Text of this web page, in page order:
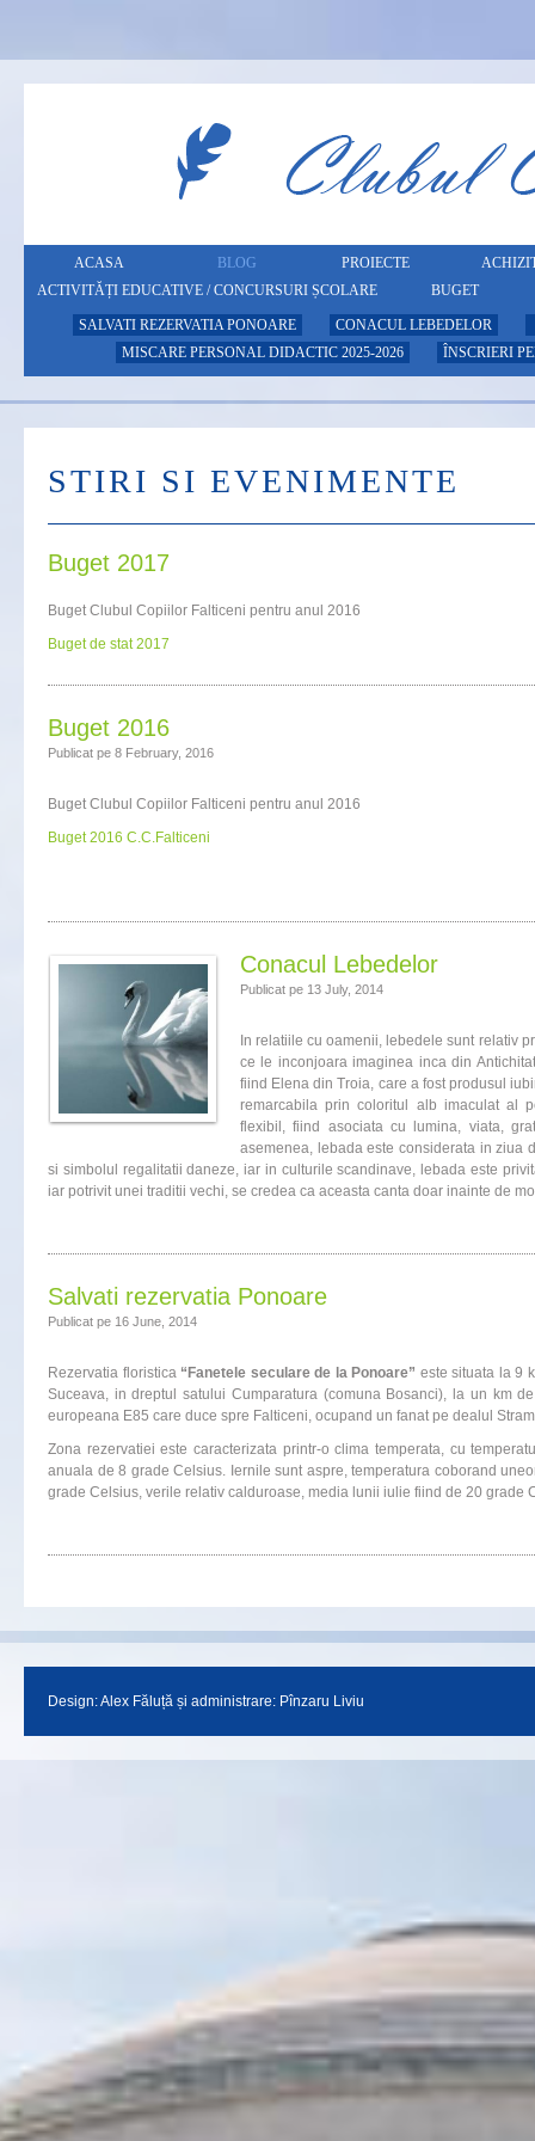
ACASA BLOG PROIECTE
ACTIVITĂȚI EDUCATIVE / CONCURSURI ȘCOLARE
BUGET
SALVATI REZERVATIA PONOARE
CONACUL LEBEDELOR
MISCARE PERSONAL DIDACTIC 2025-2026
ÎNSCRIERI
STIRI SI EVENIMENTE
Buget 2017
Buget Clubul Copiilor Falticeni pentru anul 2016
Buget de stat 2017
Buget 2016
Publicat pe 8 February, 2016
Buget Clubul Copiilor Falticeni pentru anul 2016
Buget 2016 C.C.Falticeni
Conacul Lebedelor
Publicat pe 13 July, 2014
In relatiile cu oamenii, lebedele sunt relativ
ce le inconjoara imaginea inca din
fiind Elena din Troia, care a fost produsul
remarcabila prin coloritul alb imaculat al
flexibil, fiind asociata cu lumina, viata,
asemenea, lebada este considerata in ziua
si simbolul regalitatii daneze, iar in culturile scandinave, lebada este
iar potrivit unei traditii vechi, se credea ca aceasta canta doar inainte de
Salvati rezervatia Ponoare
Publicat pe 16 June, 2014
Rezervatia floristica “Fanetele seculare de la Ponoare” este situata la 9
Suceava, in dreptul satului Cumparatura (comuna Bosanci), la un km
europeana E85 care duce spre Falticeni, ocupand un fanat pe dealul
Zona rezervatiei este caracterizata printr-o clima temperata, cu
anuala de 8 grade Celsius. Iernile sunt aspre, temperatura coborand
grade Celsius, verile relativ calduroase, media lunii iulie fiind de 20 grade
Design:Alex Făluță și administrare: Pînzaru Liviu